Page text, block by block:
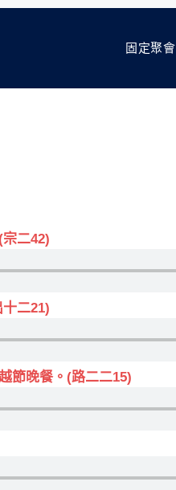
固定聚會
二42)
二21)
節晚餐。(路二二15)